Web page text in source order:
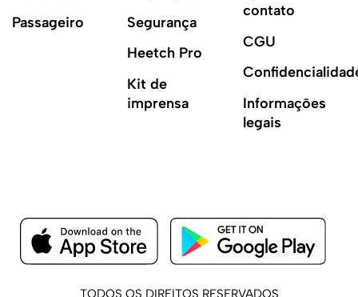
Passageiro
Segurança
Heetch Pro
Kit de
imprensa
contato
CGU
Informações
legais
TODOS OS DIREITOS RESERVADOS